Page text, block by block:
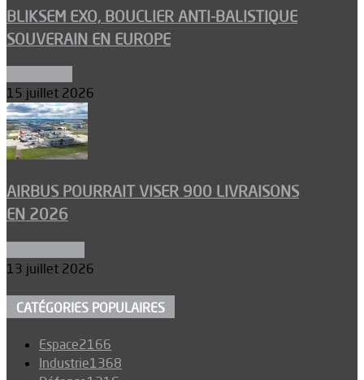
BLIKSEM EXO, BOUCLIER ANTI-BALISTIQUE
SOUVERAIN EN EUROPE
15 juillet 2026
AIRBUS POURRAIT VISER 900 LIVRAISONS
EN 2026
13 juillet 2026
CATÉGORIES POPULAIRES
Espace2166
Industrie1368